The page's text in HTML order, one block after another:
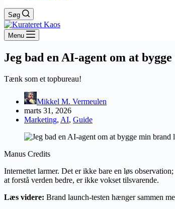
Søg
Menu
Jeg bad en AI-agent om at
Tænk som et topbureau!
Mikkel M. Vermeulen
marts 31, 2026
Marketing, AI, Guide
Manus Credits
Internettet larmer. Det er ikke bare en løs
at forstå verden bedre, er ikke vokset tilsvarende.
Læs videre: Brand launch-testen hænger sammen